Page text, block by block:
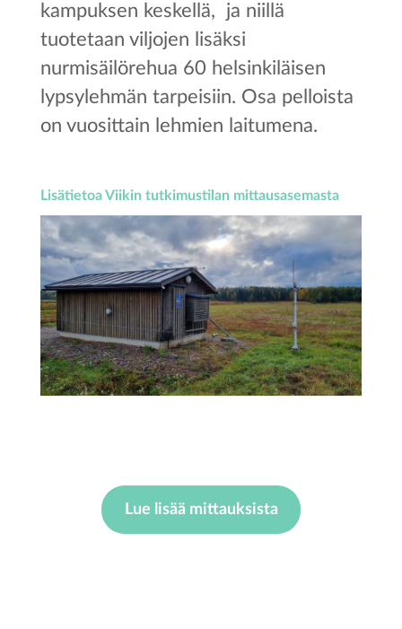
kampuksen keskellä, ja niillä
tuotetaan viljojen lisäksi
nurmisäilörehua 60 helsinkiläisen
lypsylehmän tarpeisiin. Osa pelloista
on vuosittain lehmien laitumena.
Lisätietoa Viikin tutkimustilan mittausasemasta
Lue lisää mittauksista